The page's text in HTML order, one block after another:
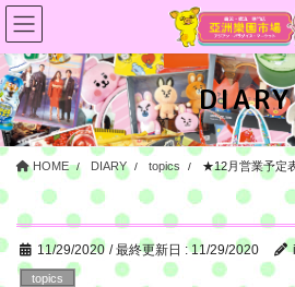
コ
ン
テ
ン
ツ
に
移
ナ
ビ
ゲ
ー
シ
ョ
ン
移
DIARY
HOME DIARY topics ★12月営業予定
11/29/2020 / 最終更新日 :11/29/2020
topics